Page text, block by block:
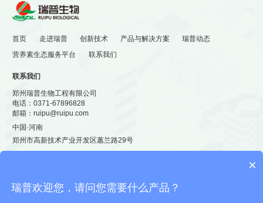
首页 走进瑞普 创新技术 产品与解决方案
瑞普动态
营养素生态服务平台
联系我们
联系我们
郑州瑞普生物工程有限公司
电话：0371-67896828
邮箱：ruipu@ruipu.com
中国·河南
郑州市高新技术产业开发区蕙兰路29号
×
瑞普欢迎您，请问您需要什么产品？